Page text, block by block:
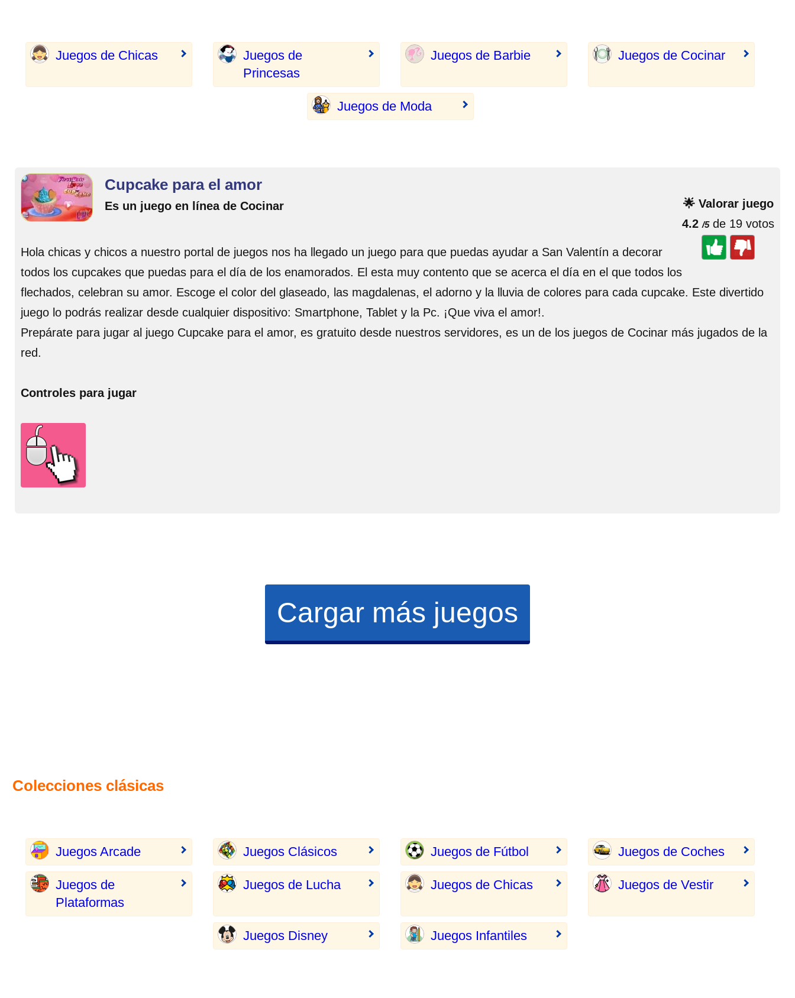
Juegos de Chicas
Juegos de
Princesas
Juegos de Barbie Juegos de Cocinar
Juegos de Moda
🌟 Valorar juego
4.2 /5de 19 votos
Cupcake para el amor
Es un juego en línea de Cocinar
Hola chicas y chicos a nuestro portal de juegos nos ha llegado un juego para que puedas ayudar a San Valentín a decorar
todos los cupcakes que puedas para el día de los enamorados. El esta muy contento que se acerca el día en el que todos los
flechados, celebran su amor. Escoge el color del glaseado, las magdalenas, el adorno y la lluvia de colores para cada cupcake. Este divertido
juego lo podrás realizar desde cualquier dispositivo: Smartphone, Tablet y la Pc. ¡Que viva el amor!.
Prepárate para jugar al juego Cupcake para el amor, es gratuito desde nuestros servidores, es un de los juegos de Cocinar más jugados de la
red.
Controles para jugar
Cargar más juegos
Colecciones clásicas
Juegos Arcade Juegos Clásicos Juegos de Fútbol Juegos de Coches
Juegos de
Plataformas
Juegos de Lucha Juegos de Chicas Juegos de Vestir
Juegos Disney Juegos Infantiles